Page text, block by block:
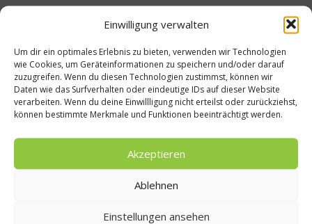
Einwilligung verwalten
Um dir ein optimales Erlebnis zu bieten, verwenden wir Technologien
wie Cookies, um Geräteinformationen zu speichern und/oder darauf
zuzugreifen. Wenn du diesen Technologien zustimmst, können wir
Daten wie das Surfverhalten oder eindeutige IDs auf dieser Website
verarbeiten. Wenn du deine Einwillligung nicht erteilst oder zurückziehst,
können bestimmte Merkmale und Funktionen beeinträchtigt werden.
Akzeptieren
Ablehnen
Einstellungen ansehen
So bildet sich eine krosse
Schweinebratenkruste
Heinz Beck im Forte Village Resort